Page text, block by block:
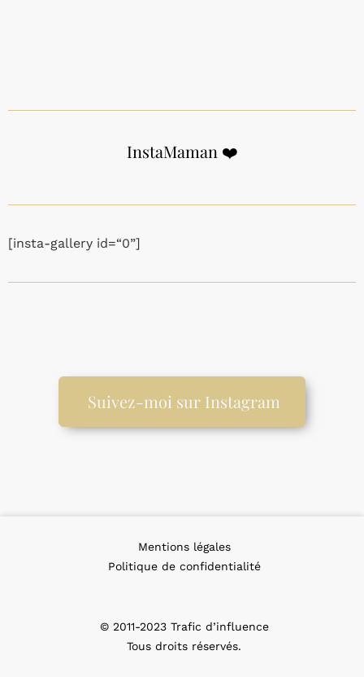
InstaMaman ❤️
[insta-gallery id=“0”]
Suivez-moi sur Instagram
Mentions légales
Politique de confidentialité
© 2011-2023 Trafic d’influence
Tous droits réservés.